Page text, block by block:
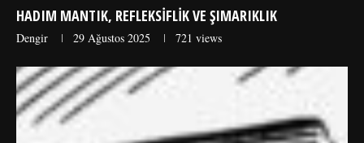
HADIM MANTIK, REFLEKSIFLIK VE ŞIMARIKLIK
Dengir 29 Ağustos 2025 721 views